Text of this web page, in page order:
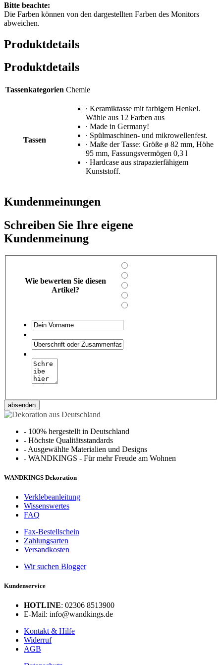
Bitte beachte:
Die Farben können von den dargestellten Farben des Monitors
abweichen.
Produktdetails
Produktdetails
Tassenkategorien Chemie
Tassen
∙ Keramiktasse mit farbigem Henkel.
Wähle aus 12 Farben aus
∙ Made in Germany!
∙ Spülmaschinen- und mikrowellenfest.
∙ Maße der Tasse: Größe ø 82 mm, Höhe
95 mm, Fassungsvermögen 0,3 l
∙ Hardcase aus strapazierfähigem
Kunststoff.
Kundenmeinungen
Schreiben Sie Ihre eigene
Kundenmeinung
Wie bewerten Sie diesen
Artikel?
absenden
- 100% hergestellt in Deutschland
- Höchste Qualitätsstandards
- Ausgewählte Materialien und Designs
- WANDKINGS - Für mehr Freude am Wohnen
WANDKINGS Dekoration
Verklebeanleitung
Wissenswertes
FAQ
Fax-Bestellschein
Zahlungsarten
Versandkosten
Wir suchen Blogger
Kundenservice
HOTLINE: 02306 8513900
E-Mail: info@wandkings.de
Kontakt & Hilfe
Widerruf
AGB